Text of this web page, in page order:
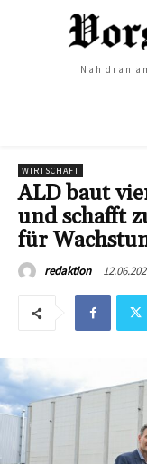
Nah dran
WIRTSCHAFT
ALD baut
und schafft
für
redaktion